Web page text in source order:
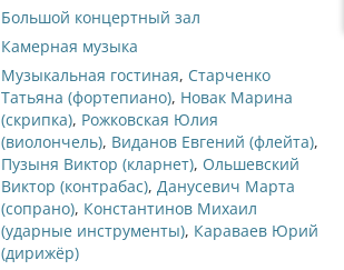
Большой концертный зал
Камерная музыка
Музыкальная гостиная, Старченко
Татьяна (фортепиано), Новак Марина
(скрипка), Рожковская Юлия
(виолончель), Виданов Евгений (флейта),
Пузыня Виктор (кларнет), Ольшевский
Виктор (контрабас), Данусевич Марта
(сопрано), Константинов Михаил
(ударные инструменты), Караваев Юрий
(дирижёр)